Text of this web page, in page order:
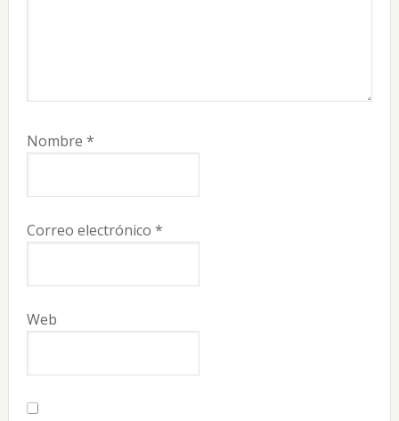
Nombre *
Correo electrónico *
Web